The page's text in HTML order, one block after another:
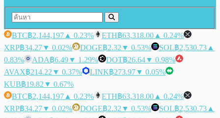
BTC฿2,144,197 ▲ 0.23% ETH฿63,318.00 ▲ 0.24%
XRP฿34.27▼ 0.02% DOGE฿2.32 ▼ 0.53% SOL฿2,530.73 ▲
0.83%
ADA฿6.49▼ 1.29% DOT฿26.64▼ 0.98%
AVAX฿214.22 ▼ 0.37% LINK฿273.97▼ 0.05%
KUB฿19.82 ▼ 0.67%
BTC฿2,144,197 ▲ 0.23% ETH฿63,318.00 ▲ 0.24%
XRP฿34.27▼ 0.02% DOGE฿2.32 ▼ 0.53% SOL฿2,530.73 ▲